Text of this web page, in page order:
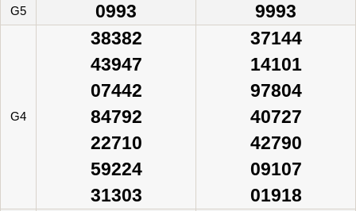
G5 0993 9993
G4
38382
43947
07442
84792
22710
59224
31303
37144
14101
97804
40727
42790
09107
01918